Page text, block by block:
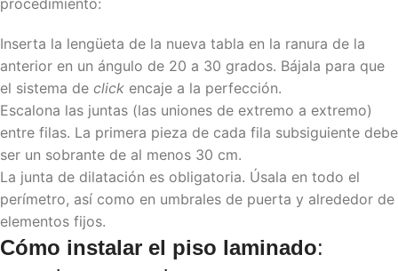
procedimiento:
Inserta la lengüeta de la nueva tabla en la ranura de la
anterior en un ángulo de 20 a 30 grados. Bájala para que
el sistema de click encaje a la perfección.
Escalona las juntas (las uniones de extremo a extremo)
entre filas. La primera pieza de cada fila subsiguiente debe
ser un sobrante de al menos 30 cm.
La junta de dilatación es obligatoria. Úsala en todo el
perímetro, así como en umbrales de puerta y alrededor de
elementos fijos.
Cómo instalar el piso laminado: